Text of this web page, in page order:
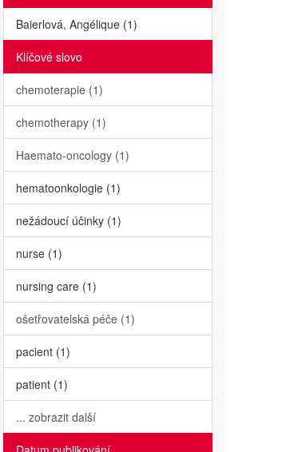
Baierlová, Angélique (1)
Klíčové slovo
chemoterapie (1)
chemotherapy (1)
Haemato-oncology (1)
hematoonkologie (1)
nežádoucí účinky (1)
nurse (1)
nursing care (1)
ošetřovatelská péče (1)
pacient (1)
patient (1)
... zobrazit další